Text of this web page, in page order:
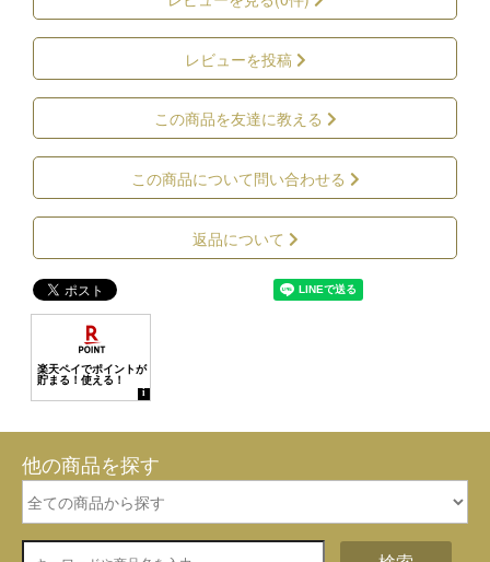
レビューを投稿
この商品を友達に教える
この商品について問い合わせる
返品について
他の商品を探す